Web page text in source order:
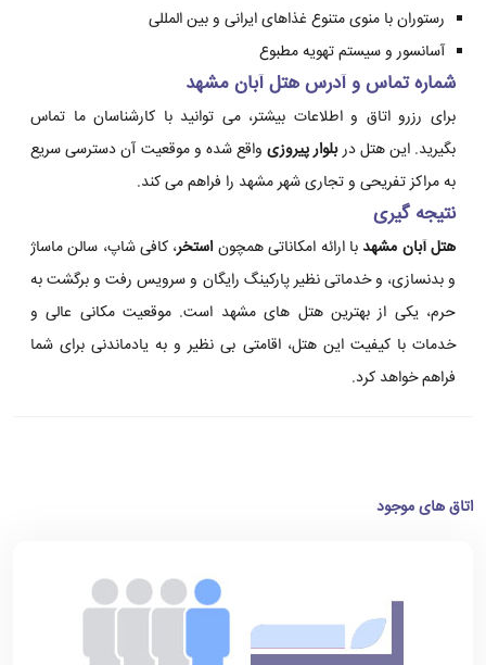
رستوران با منوی متنوع غذاهای ایرانی و بین المللی
آسانسور و سیستم تهویه مطبوع
شماره تماس و آدرس هتل آبان مشهد
برای رزرو اتاق و اطلاعات بیشتر، می توانید با کارشناسان ما تماس
بگیرید. این هتل دربلوار پیروزیواقع شده و موقعیت آن دسترسی سریع
به مراکز تفریحی و تجاری شهر مشهد را فراهم می کند.
نتیجه گیری
هتل آبان مشهدبا ارائه امکاناتی همچوناستخر، کافی شاپ، سالن ماساژ
و بدنسازی، و خدماتی نظیر پارکینگ رایگان و سرویس رفت و برگشت به
حرم، یکی از بهترین هتل های مشهد است. موقعیت مکانی عالی و
خدمات با کیفیت این هتل، اقامتی بی نظیر و به یادماندنی برای شما
فراهم خواهد کرد.
اتاق های موجود